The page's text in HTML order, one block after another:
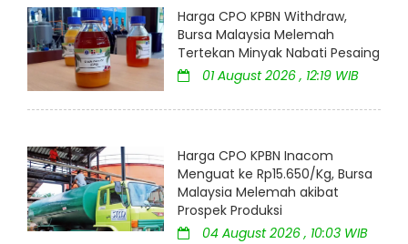
Harga CPO KPBN Withdraw,
Bursa Malaysia Melemah
Tertekan Minyak Nabati Pesaing
01 August 2026 , 12:19 WIB
Harga CPO KPBN Inacom
Menguat ke Rp15.650/Kg, Bursa
Malaysia Melemah akibat
Prospek Produksi
04 August 2026 , 10:03 WIB